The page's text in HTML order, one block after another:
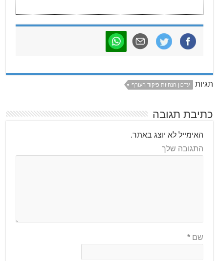
תגיות עדכון הנחיות פיקוד העורף
כתיבת תגובה
האימייל לא יוצג באתר.
התגובה שלך
שם*